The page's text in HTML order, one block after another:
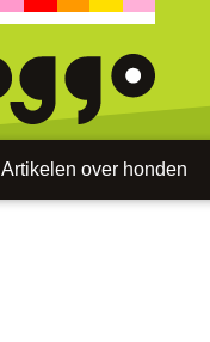
Artikelen over honden